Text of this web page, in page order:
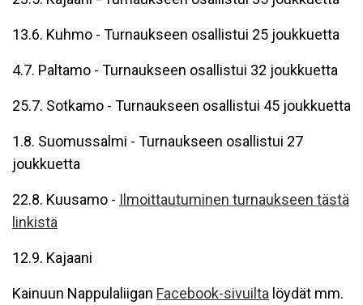
13.6. Kuhmo - Turnaukseen osallistui 25 joukkuetta
4.7. Paltamo - Turnaukseen osallistui 32 joukkuetta
25.7. Sotkamo - Turnaukseen osallistui 45 joukkuetta
1.8. Suomussalmi - Turnaukseen osallistui 27
joukkuetta
22.8. Kuusamo - Ilmoittautuminen turnaukseen tästä
linkistä
12.9. Kajaani
Kainuun Nappulaliigan Facebook-sivuilta löydät mm.